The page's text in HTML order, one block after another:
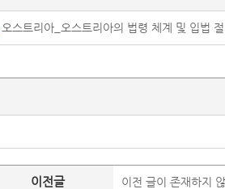
오스트리아_오스트리아의 법령 체계 및 입법
이전글 이전 글이 존재하지